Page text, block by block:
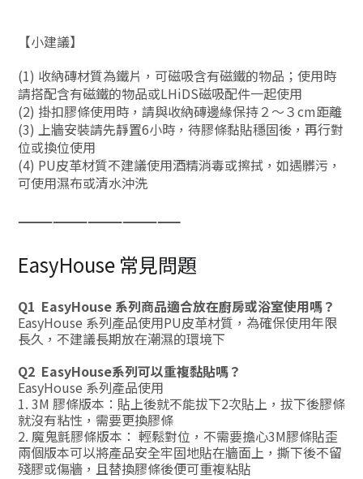
【小建議】
(1) 收納磚材質為鐵片，可磁吸含有磁鐵的物品；使用時
請搭配含有磁鐵的物品或LHiDS磁吸配件一起使用
(2) 掛扣膠條使用時，請與收納磚邊緣保持２～３cm距離
(3) 上牆安裝請先靜置6小時，待膠條黏貼穩固後，再行對
位或換位使用
(4) PU皮革材質不建議使用酒精消毒或擦拭，如遇髒污，
可使用濕布或清水沖洗
——————————
EasyHouse 常見問題
Q1 EasyHouse 系列商品適合放在廚房或浴室使用嗎？
EasyHouse 系列產品使用PU皮革材質，為確保使用年限
長久，不建議長期放在潮濕的環境下
Q2 EasyHouse系列可以重複黏貼嗎？
EasyHouse 系列產品使用
1. 3M 膠條版本：貼上後就不能拔下2次貼上，拔下後膠條
就沒有粘性，需要更換膠條
2. 魔鬼氈膠條版本： 輕鬆對位，不需要擔心3M膠條貼歪
兩個版本可以將產品安全牢固地貼在牆面上，撕下後不留
殘膠或傷牆，且替換膠條後便可重複粘貼